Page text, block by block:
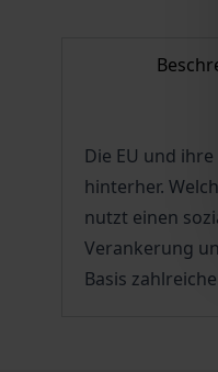
Die EU und
hinterher.
nutzt einen
Verankerung
Basis